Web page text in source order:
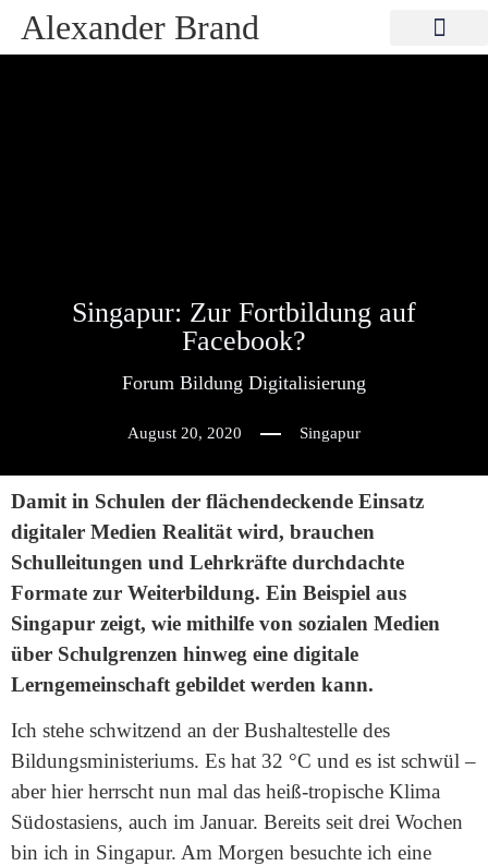
Alexander Brand
Singapur: Zur Fortbildung auf
Facebook?
Forum Bildung Digitalisierung
August 20, 2020 Singapur
Damit in Schulen der flächendeckende Einsatz
digitaler Medien Realität wird, brauchen
Schulleitungen und Lehrkräfte durchdachte
Formate zur Weiterbildung. Ein Beispiel aus
Singapur zeigt, wie mithilfe von sozialen Medien
über Schulgrenzen hinweg eine digitale
Lerngemeinschaft gebildet werden kann.
Ich stehe schwitzend an der Bushaltestelle des
Bildungsministeriums. Es hat 32 °C und es ist schwül –
aber hier herrscht nun mal das heiß-tropische Klima
Südostasiens, auch im Januar. Bereits seit drei Wochen
bin ich in Singapur. Am Morgen besuchte ich eine